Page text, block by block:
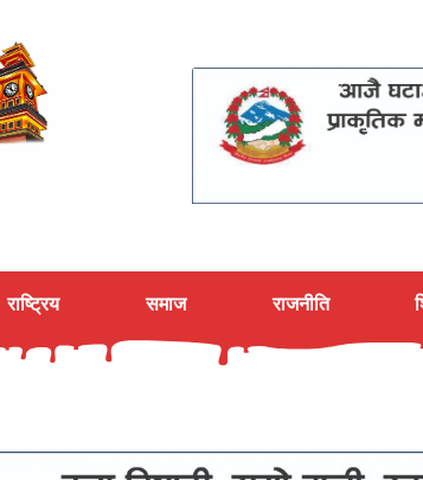
राष्ट्रिय समाज राजनीति